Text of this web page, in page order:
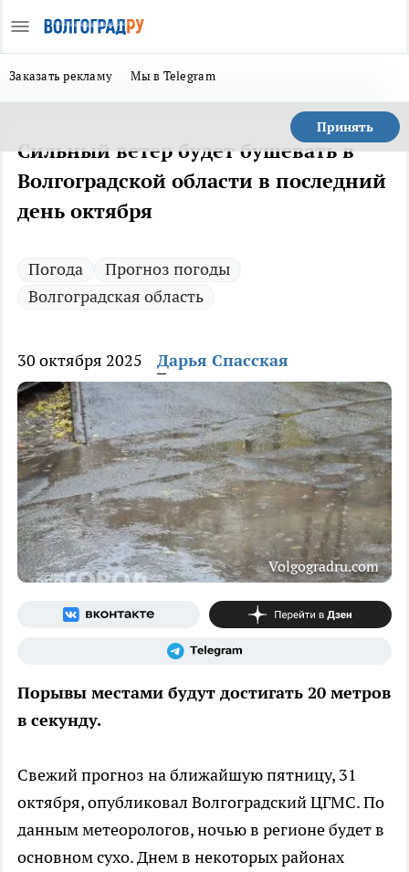
Заказать рекламу Мы в Telegram
Принять
Сильный ветер будет бушевать в
Волгоградской области в последний
день октября
Погода
Прогноз погоды
Волгоградская область
30 октября 2025 Дарья Спасская
Volgogradru.com
Порывы местами будут достигать 20 метров
в секунду.
Свежий прогноз на ближайшую пятницу, 31
октября, опубликовал Волгоградский ЦГМС. По
данным метеорологов, ночью в регионе будет в
основном сухо. Днем в некоторых районах